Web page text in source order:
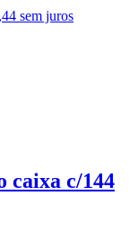
sem juros
caixa c/144